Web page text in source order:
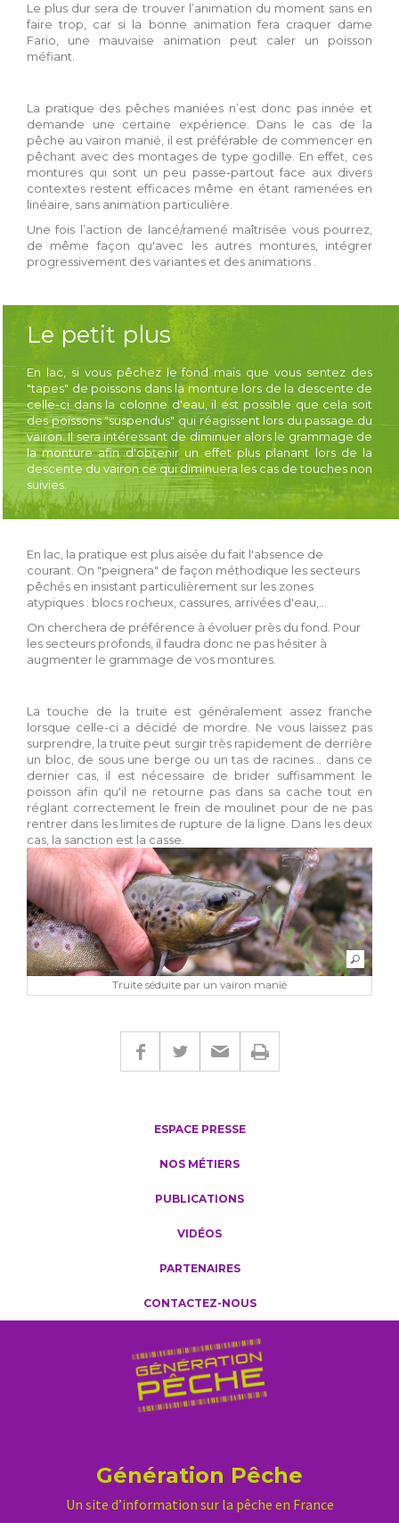
Le plus dur sera de trouver l’animation du moment sans en
faire trop, car si la bonne animation fera craquer dame
Fario, une mauvaise animation peut caler un poisson
méfiant.
La pratique des pêches maniées n’est donc pas innée et
demande une certaine expérience. Dans le cas de la
pêche au vairon manié, il est préférable de commencer en
pêchant avec des montages de type godille. En effet, ces
montures qui sont un peu passe-partout face aux divers
contextes restent efficaces même en étant ramenées en
linéaire, sans animation particulière.
Une fois l’action de lancé/ramené maîtrisée vous pourrez,
de même façon qu'avec les autres montures, intégrer
progressivement des variantes et des animations .
Le petit plus
En lac, si vous pêchez le fond mais que vous sentez des
"tapes" de poissons dans la monture lors de la descente de
celle-ci dans la colonne d'eau, il est possible que cela soit
des poissons "suspendus" qui réagissent lors du passage du
vairon. Il sera intéressant de diminuer alors le grammage de
la monture afin d'obtenir un effet plus planant lors de la
descente du vairon ce qui diminuera les cas de touches non
suivies.
En lac, la pratique est plus aisée du fait l'absence de
courant. On "peignera" de façon méthodique les secteurs
pêchés en insistant particulièrement sur les zones
atypiques : blocs rocheux, cassures, arrivées d'eau,...
On cherchera de préférence à évoluer près du fond. Pour
les secteurs profonds, il faudra donc ne pas hésiter à
augmenter le grammage de vos montures.
La touche de la truite est généralement assez franche
lorsque celle-ci a décidé de mordre. Ne vous laissez pas
surprendre, la truite peut surgir très rapidement de derrière
un bloc, de sous une berge ou un tas de racines... dans ce
dernier cas, il est nécessaire de brider suffisamment le
poisson afin qu'il ne retourne pas dans sa cache tout en
réglant correctement le frein de moulinet pour de ne pas
rentrer dans les limites de rupture de la ligne. Dans les deux
cas, la sanction est la casse.
Truite séduite par un vairon manié
ESPACE PRESSE
NOS MÉTIERS
PUBLICATIONS
VIDÉOS
PARTENAIRES
CONTACTEZ-NOUS
Génération Pêche
Un site d’information sur la pêche en France